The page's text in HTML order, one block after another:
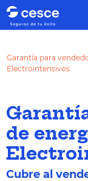
Garantía para
Electrointensivos
de
Cubre al